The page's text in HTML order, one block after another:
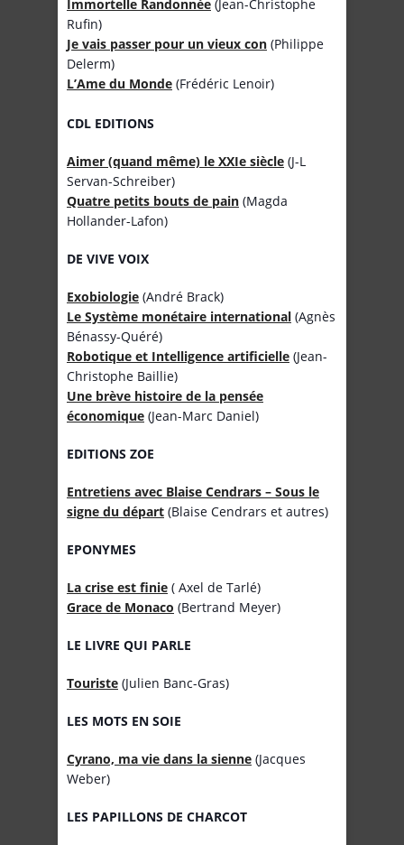
Immortelle Randonnée (Jean-Christophe
Rufin)
Je vais passer pour un vieux con (Philippe
Delerm)
L’Ame du Monde (Frédéric Lenoir)
CDL EDITIONS
Aimer (quand même) le XXIe siècle (J-L
Servan-Schreiber)
Quatre petits bouts de pain (Magda
Hollander-Lafon)
DE VIVE VOIX
Exobiologie (André Brack)
Le Système monétaire international (Agnès
Bénassy-Quéré)
Robotique et Intelligence artificielle (Jean-
Christophe Baillie)
Une brève histoire de la pensée
économique (Jean-Marc Daniel)
EDITIONS ZOE
Entretiens avec Blaise Cendrars – Sous le
signe du départ (Blaise Cendrars et autres)
EPONYMES
La crise est finie ( Axel de Tarlé)
Grace de Monaco (Bertrand Meyer)
LE LIVRE QUI PARLE
Touriste (Julien Banc-Gras)
LES MOTS EN SOIE
Cyrano, ma vie dans la sienne (Jacques
Weber)
LES PAPILLONS DE CHARCOT